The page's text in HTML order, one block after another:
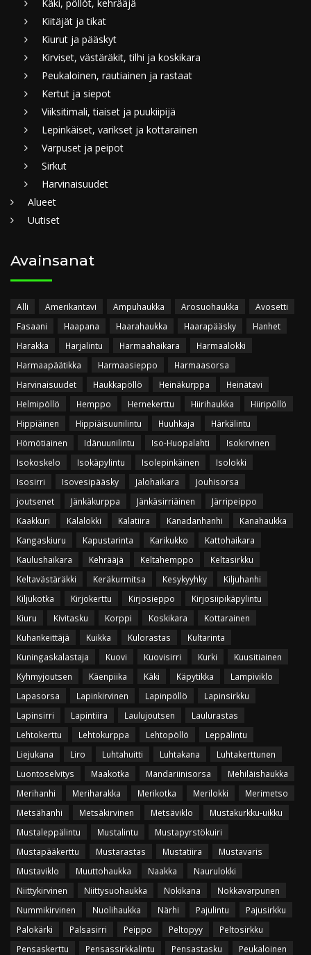
Käki, pöllöt, kehrääjä
Kiitäjät ja tikat
Kiurut ja pääskyt
Kirviset, västäräkit, tilhi ja koskikara
Peukaloinen, rautiainen ja rastaat
Kertut ja siepot
Viiksitimali, tiaiset ja puukiipijä
Lepinkäiset, varikset ja kottarainen
Varpuset ja peipot
Sirkut
Harvinaisuudet
Alueet
Uutiset
Avainsanat
Alli Amerikantavi Ampuhaukka Arosuohaukka
Avosetti
Fasaani
Haapana Haarahaukka Haarapääsky
Hanhet
Harakka
Harjalintu Harmaahaikara
Harmaalokki
Harmaapäätikka
Harmaasieppo
Harmaasorsa
Harvinaisuudet
Haukkapöllö Heinäkurppa
Heinätavi
Helmipöllö
Hemppo Hernekerttu Hiirihaukka
Hiiripöllö
Hippiäinen
Hippiäisuunilintu Huuhkaja
Härkälintu
Hömötiainen
Idänuunilintu Iso-Huopalahti
Isokirvinen
Isokoskelo
Isokäpylintu Isolepinkäinen
Isolokki
Isosirri
Isovesipääsky Jalohaikara
Jouhisorsa
joutsenet
Jänkäkurppa Jänkäsirriäinen
Järripeippo
Kaakkuri
Kalalokki Kalatiira Kanadanhanhi
Kanahaukka
Kangaskiuru
Kapustarinta Karikukko
Kattohaikara
Kaulushaikara
Kehrääjä Keltahemppo
Keltasirkku
Keltavästäräkki
Keräkurmitsa Kesykyyhky
Kiljuhanhi
Kiljukotka
Kirjokerttu Kirjosieppo
Kirjosiipikäpylintu
Kiuru
Kivitasku Korppi Koskikara
Kottarainen
Kuhankeittäjä
Kuikka Kulorastas
Kultarinta
Kuningaskalastaja
Kuovi Kuovisirri Kurki
Kuusitiainen
Kyhmyjoutsen
Käenpiika Käki Käpytikka
Lampiviklo
Lapasorsa
Lapinkirvinen Lapinpöllö
Lapinsirkku
Lapinsirri
Lapintiira Laulujoutsen
Laulurastas
Lehtokerttu
Lehtokurppa Lehtopöllö
Leppälintu
Liejukana
Liro Luhtahuitti Luhtakana
Luhtakerttunen
Luontoselvitys
Maakotka Mandariinisorsa
Mehiläishaukka
Merihanhi
Meriharakka Merikotka Merilokki
Merimetso
Metsähanhi
Metsäkirvinen Metsäviklo
Mustakurkku-uikku
Mustaleppälintu
Mustalintu
Mustapyrstökuiri
Mustapääkerttu
Mustarastas Mustatiira
Mustavaris
Mustaviklo
Muuttohaukka Naakka
Naurulokki
Niittykirvinen
Niittysuohaukka Nokikana
Nokkavarpunen
Nummikirvinen
Nuolihaukka Närhi Pajulintu
Pajusirkku
Palokärki
Palsasirri Peippo Peltopyy
Peltosirkku
Pensaskerttu
Pensassirkkalintu Pensastasku
Peukaloinen